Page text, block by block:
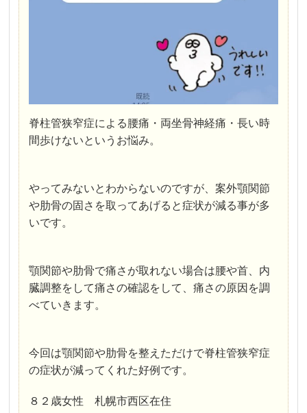
脊柱管狭窄症による腰痛・両坐骨神経痛・長い時
間歩けないというお悩み。
やってみないとわからないのですが、案外顎関節
や肋骨の固さを取ってあげると症状が減る事が多
いです。
顎関節や肋骨で痛さが取れない場合は腰や首、内
臓調整をして痛さの確認をして、痛さの原因を調
べていきます。
今回は顎関節や肋骨を整えただけで脊柱管狭窄症
の症状が減ってくれた好例です。
８２歳女性 札幌市西区在住